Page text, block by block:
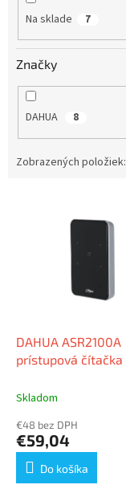
Na sklade 7
Značky
DAHUA 8
Zobrazených položiek:
DAHUA ASR2100A
prístupová čítačka
Skladom
€48 bez DPH
€59,04
Do košíka